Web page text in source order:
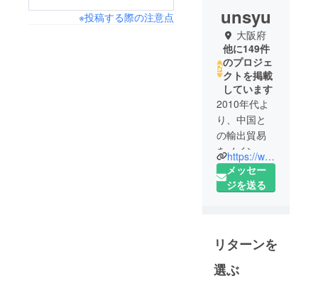
※投稿する際の注意点
unsyu
大阪府
他に149件
のプロジェ
クトを掲載
しています
2010年代よ
り、中国と
の輸出貿易
をメイン業
務として、
会社を設立
入し、業務
を拡大しま
した。
https://www.facebook.com/Unsyu-225446938330839/
メッセー
ジを送る
リターンを
選ぶ